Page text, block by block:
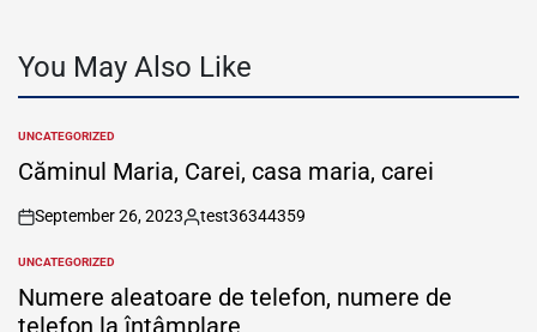
You May Also Like
POSTED
IN
UNCATEGORIZED
Căminul Maria, Carei, casa maria, carei
on
September 26, 2023
Posted
test36344359
POSTED
IN
UNCATEGORIZED
Numere aleatoare de telefon, numere de
telefon la întâmplare